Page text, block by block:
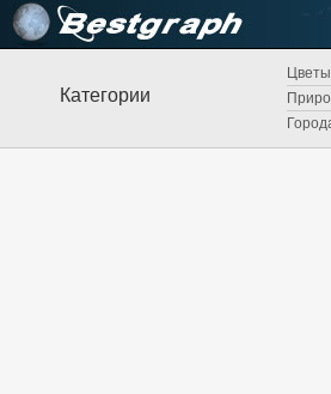
Категории